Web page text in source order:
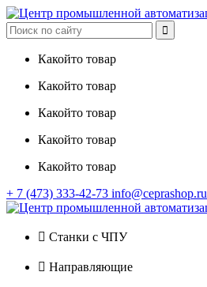

Какойто товар
Какойто товар
Какойто товар
Какойто товар
Какойто товар
+ 7 (473) 333-42-73 info@ceprashop.ru
 Станки с ЧПУ
 Направляющие